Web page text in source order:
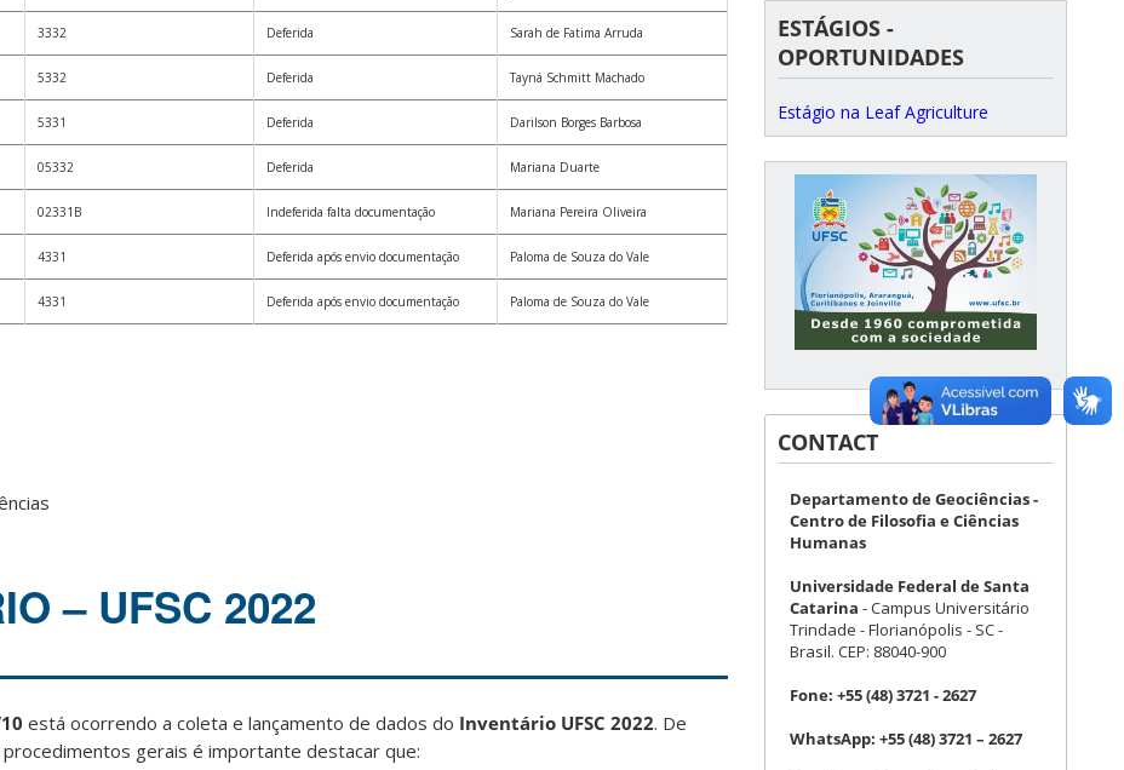
3332 Deferida Sarah de Fatima Arruda
5332 Deferida Tayná Schmitt Machado
5331 Deferida Darilson Borges Barbosa
05332 Deferida Mariana Duarte
02331B Indeferida falta documentação Mariana Pereira Oliveira
4331 Deferida após envio documentação Paloma de Souza do Vale
4331 Deferida após envio documentação Paloma de Souza do Vale
– UFSC 2022
está ocorrendo a coleta e lançamento de dados do Inventário UFSC 2022. De
gerais é importante destacar que:
ESTÁGIOS -
OPORTUNIDADES
Estágio na Leaf Agriculture
CONTACT
Departamento de Geociências -
Centro de Filosofia e Ciências
Humanas
Universidade Federal de Santa
Catarina - Campus Universitário
Trindade - Florianópolis - SC -
Brasil. CEP: 88040-900
Fone: +55 (48) 3721 - 2627
WhatsApp: +55 (48) 3721 – 2627